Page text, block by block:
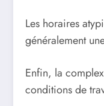
Les horaires
généralement
Enfin, la
conditions de